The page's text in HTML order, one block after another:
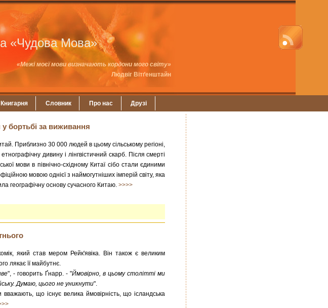
«Чудова Мова»
«Межі моєї мови визначають кордони мого світу»
Людвіг Вітґенштайн
Книгарня Словник Про нас Друзі
бортьбі за виживання
Приблизно 30 000 людей в цьому сільському регіоні,
дивину і лінгвістичний скарб. Після смерті
мови в північно-східному Китаї сібо стали єдиними
мовою однієї з наймогутніших імперій світу, яка
географічну основу сучасного Китаю.>>>>
який став мером Рейк'явіка. Він також є великим
лякає її майбутнє.
", - говорить Ґнарр. - "Ймовірно, в цьому столітті ми
Думаю, цього не уникнути".
вважають, що існує велика ймовірність, що ісландська